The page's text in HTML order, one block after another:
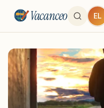
Vacanceo EL